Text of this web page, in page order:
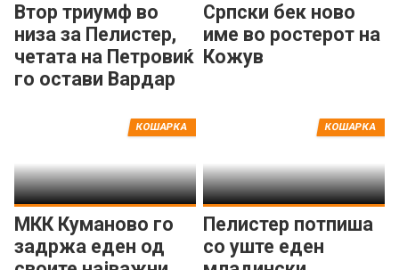
Втор триумф во
низа за Пелистер,
четата на Петровиќ
го остави Вардар
Српски бек ново
име во ростерот на
Кожув
МКК Куманово го
задржа еден од
КОШАРКА
Пелистер потпиша
со уште еден
КОШАРКА